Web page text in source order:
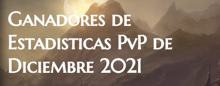
Ganadores de
Estadisticas PvP de
Diciembre 2021